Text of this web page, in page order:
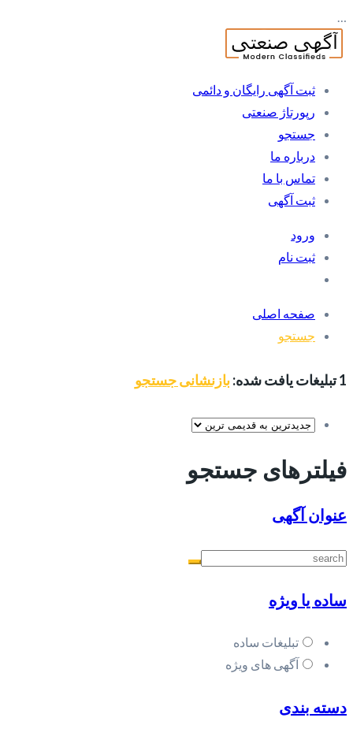
…
ثبت آگهی رایگان و دائمی
رپورتاژ صنعتی
جستجو
درباره ما
تماس با ما
ثبت آگهی
ورود
ثبت نام
صفحه اصلی
جستجو
1 تبلیغات یافت شده: بازنشانی جستجو
فیلترهای جستجو
عنوان آگهی
ساده یا ویژه
تبلیغات ساده
آگهی های ویژه
دسته بندی